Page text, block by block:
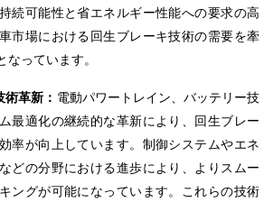
続可能性と省エネルギー性能への要求の高
市場における回生ブレーキ技術の需要を牽
っています。
革新： 電動パワートレイン、バッテリー技
最適化の継続的な革新により、回生ブレー
率が向上しています。制御システムやエネ
どの分野における進歩により、よりスムー
ングが可能になっています。これらの技術